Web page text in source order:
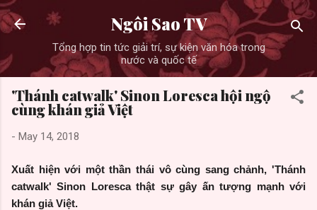
Skip to main content
Ngôi Sao TV
Tổng hợp tin tức giải trí, sự kiện văn hóa trong
nước và quốc tế
'Thánh catwalk' Sinon Loresca hội ngộ
cùng khán giả Việt
- May 14, 2018
Xuất hiện với một thần thái vô cùng sang chảnh, 'Thánh
catwalk' Sinon Loresca thật sự gây ấn tượng mạnh với
khán giả Việt.